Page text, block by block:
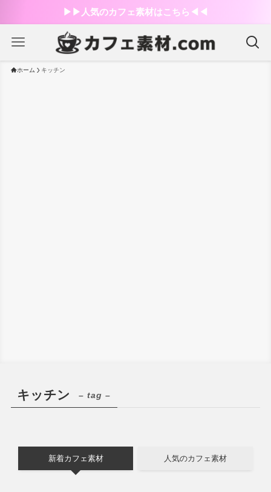
▶︎▶︎人気のカフェ素材はこちら◀︎◀︎
ホーム キッチン
キッチン – tag –
新着カフェ素材 人気のカフェ素材